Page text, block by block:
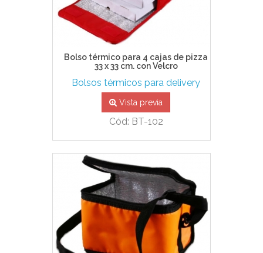
Bolso térmico para 4 cajas de pizza
33 x 33 cm. con Velcro
Bolsos térmicos para delivery
Vista previa
Cód: BT-102